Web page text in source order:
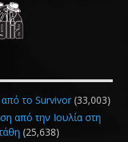
το Survivor (33,003)
από την Ιουλία στη
(25,638)